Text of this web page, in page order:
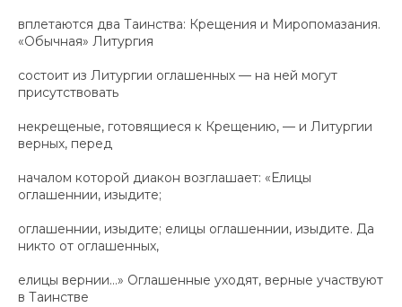
вплетаются два Таинства: Крещения и Миропомазания.
«Обычная» Литургия
состоит из Литургии оглашенных — на ней могут
присутствовать
некрещеные, готовящиеся к Крещению, — и Литургии
верных, перед
началом которой диакон возглашает: «Елицы
оглашеннии, изыдите;
оглашеннии, изыдите; елицы оглашеннии, изыдите. Да
никто от оглашенных,
елицы вернии…» Оглашенные уходят, верные участвуют
в Таинстве